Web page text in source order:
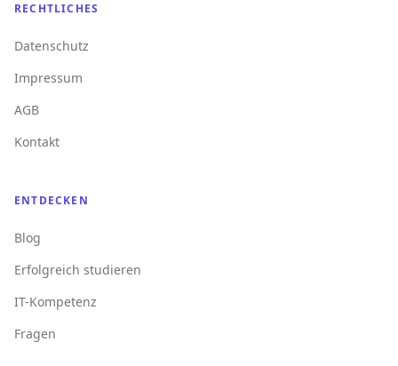
RECHTLICHES
Datenschutz
Impressum
AGB
Kontakt
ENTDECKEN
Blog
Erfolgreich studieren
IT-Kompetenz
Fragen